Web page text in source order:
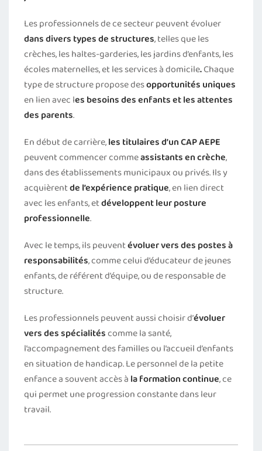
Les professionnels de ce secteur peuvent évoluer
dans divers types de structures, telles que les
crèches, les haltes-garderies, les jardins d’enfants, les
écoles maternelles, et les services à domicile.Chaque
type de structure propose desopportunités uniques
en lien avec les besoins des enfants et les attentes
des parents.
En début de carrière,les titulaires d’un CAP AEPE
peuvent commencer commeassistants en crèche,
dans des établissements municipaux ou privés. Ils y
acquièrentde l’expérience pratique, en lien direct
avec les enfants, etdéveloppent leur posture
professionnelle.
Avec le temps, ils peuventévoluer vers des postes à
responsabilités, comme celui d’éducateur de jeunes
enfants, de référent d’équipe, ou de responsable de
structure.
Les professionnels peuvent aussi choisir d’évoluer
vers des spécialitéscomme la santé,
l’accompagnement des familles ou l’accueil d’enfants
en situation de handicap. Le personnel de la petite
enfance a souvent accès à la formation continue, ce
qui permet une progression constante dans leur
travail.